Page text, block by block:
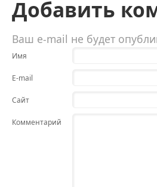
Добавить
Ваш e-mail не будет
Имя
E-mail
Сайт
Комментарий